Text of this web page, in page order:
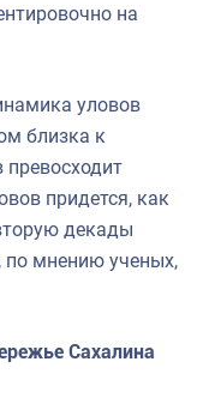
на
уловов
близка к
придется, как
декады
по мнению ученых,
Сахалина